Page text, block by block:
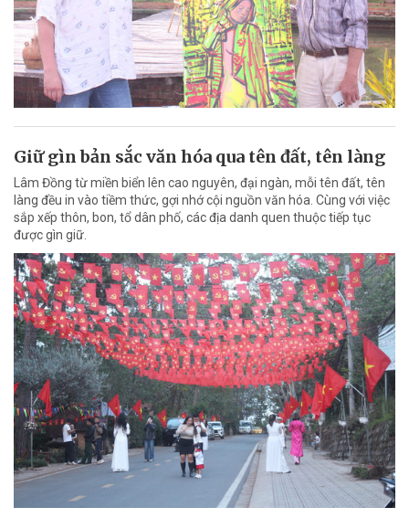
Giữ gìn bản sắc văn hóa qua tên đất, tên làng
Lâm Đồng từ miền biển lên cao nguyên, đại ngàn, mỗi tên đất, tên
làng đều in vào tiềm thức, gợi nhớ cội nguồn văn hóa. Cùng với việc
sắp xếp thôn, bon, tổ dân phố, các địa danh quen thuộc tiếp tục
được gìn giữ.